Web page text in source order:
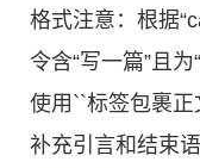
格式注意：根据
令含“写一篇”且
使用``标签包裹
补充引言和结束语